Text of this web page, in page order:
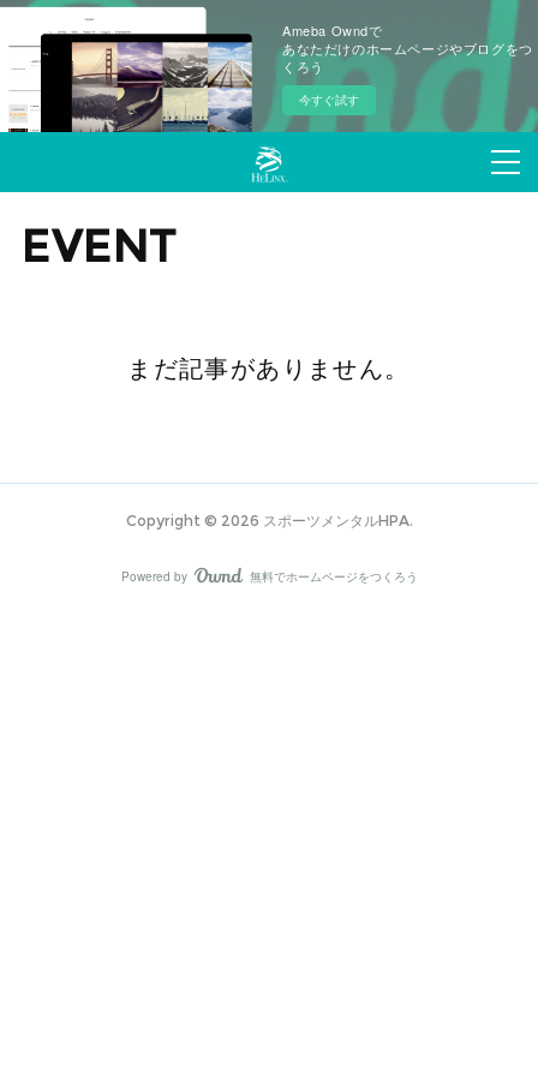
Ameba Owndで
あなただけのホームページやブログをつ
くろう
今すぐ試す
EVENT
まだ記事がありません。
Copyright © 2026 スポーツメンタルHPA.
Powered by AmebaOwnd
無料でホームページをつくろう